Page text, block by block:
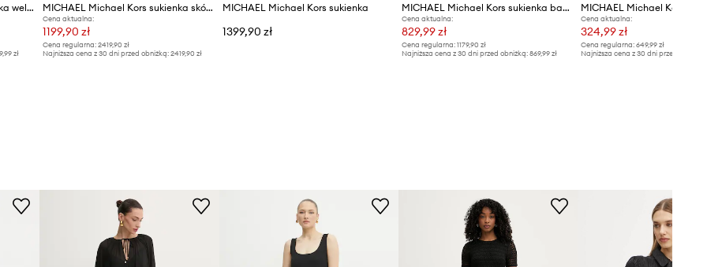
MICHAEL Michael Kors sukienka welurowa
zł
MICHAEL Michael Kors sukienka skórzana
Cena aktualna:
1199,90 zł
Cena regularna: 2419,90 zł
Najniższa cena z 30 dni przed obniżką: 2419,90 zł
MICHAEL Michael Kors sukienka
1399,90 zł
MICHAEL Michael Kors sukienka bawełniana
Cena aktualna:
829,99 zł
Cena regularna:1179,90 zł
Najniższa cena z 30 dni przed obniżką:869,99 zł
MICHAEL Michael Kors
Cena aktualna:
324,99 zł
Cena regularna: 649,99 zł
Najniższa cena z 30 dni przed obniżką: